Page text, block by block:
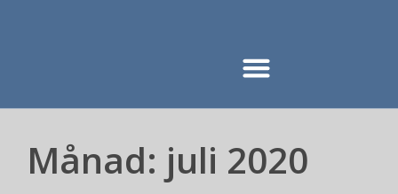
Månad: juli 2020